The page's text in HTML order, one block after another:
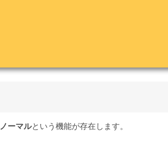
ノーマルという機能が存在します。